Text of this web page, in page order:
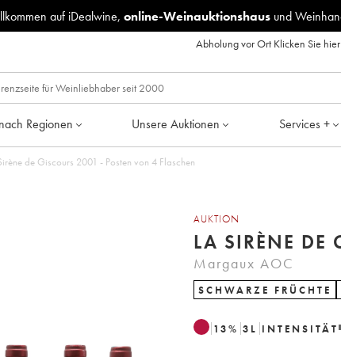
auf iDealwine, online-Weinauktionshausund
Abholung vor Ort Klicken Sie hier
Regionen Unsere Auktionen Services +
La Sirène de Giscours 2001 - Posten von 4 Flaschen
AUKTION
Margaux AOC
SCHWARZE FRÜCHTE
13% 3 L INTENSITÄT